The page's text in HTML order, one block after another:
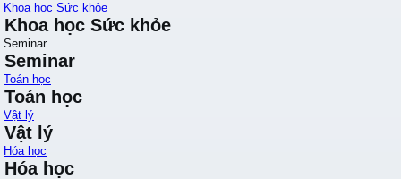
Khoa học Sức khỏe
Khoa học Sức khỏe
Seminar
Seminar
Toán học
Toán học
Vật lý
Vật lý
Hóa học
Hóa học